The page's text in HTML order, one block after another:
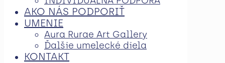
AKO NÁS PODPORIŤ
UMENIE
Aura Rurae Art Gallery
Ďalšie umelecké diela
KONTAKT